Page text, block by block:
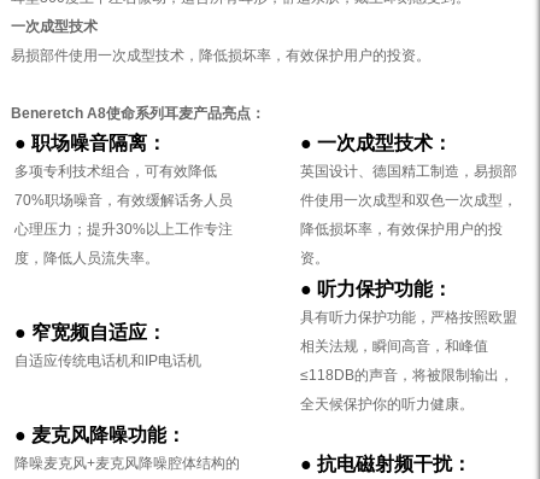
一次成型技术
易损部件使用一次成型技术，降低损坏率，有效保护用户的投资。
Beneretch A8使命系列耳麦产品亮点：
● 职场噪音隔离：
多项专利技术组合，可有效降低
70%职场噪音，有效缓解话务人员
心理压力；提升30%以上工作专注
度，降低人员流失率。
● 一次成型技术：
英国设计、德国精工制造，易损部
件使用一次成型和双色一次成型，
降低损坏率，有效保护用户的投
资。
● 窄宽频自适应：
自适应传统电话机和IP电话机
● 听力保护功能：
具有听力保护功能，严格按照欧盟
相关法规，瞬间高音，和峰值
≤118DB的声音，将被限制输出，
全天候保护你的听力健康。
● 麦克风降噪功能：
降噪麦克风+麦克风降噪腔体结构的
● 抗电磁射频干扰：